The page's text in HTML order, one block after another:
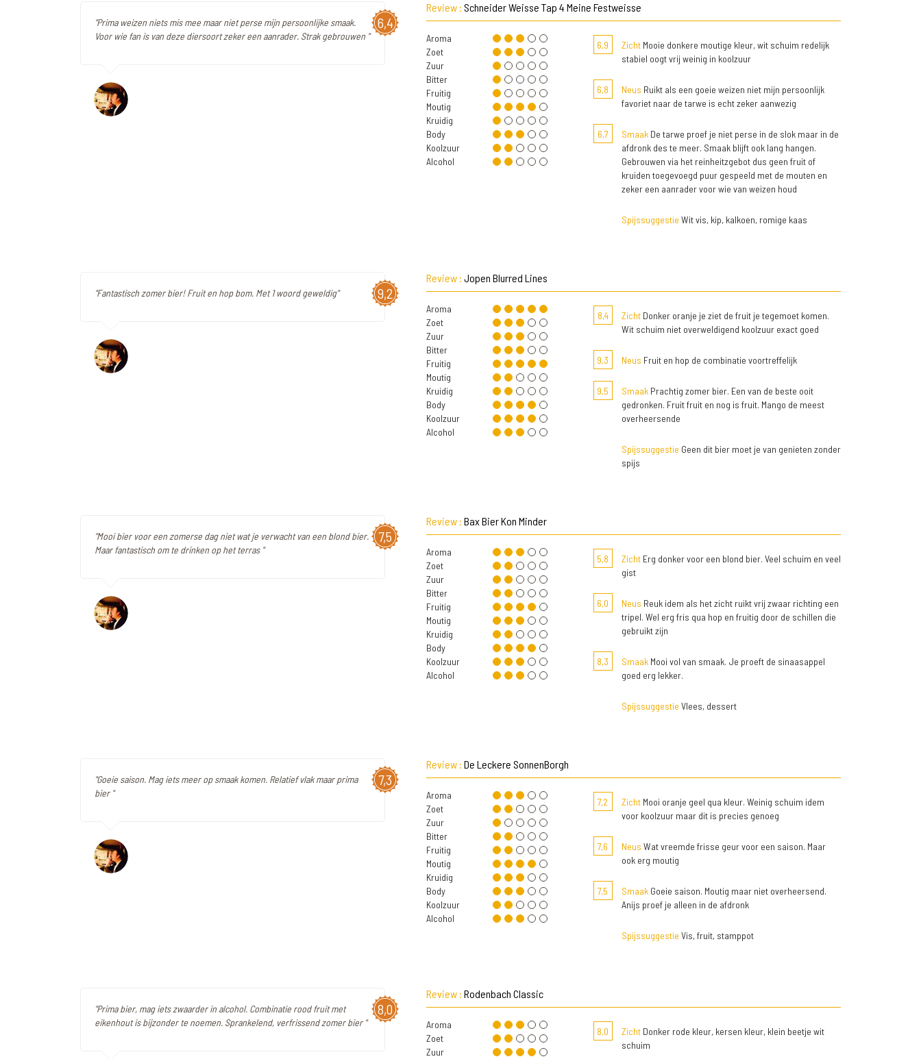
6,4
"Prima weizen niets mis mee maar niet perse mijn persoonlijke smaak.
Voor wie fan is van deze diersoort zeker een aanrader. Strak gebrouwen "
Review : Schneider Weisse Tap 4 Meine Festweisse
Aroma
Zoet
Zuur
Bitter
Fruitig
Moutig
Kruidig
Body
Koolzuur
Alcohol
6,9 ZichtMooie donkere moutige kleur, wit schuim redelijk
stabiel oogt vrij weinig in koolzuur
6,8 Neus Ruikt als een goeie weizen niet mijn persoonlijk
favoriet naar de tarwe is echt zeker aanwezig
6,7 SmaakDe tarwe proef je niet perse in de slok maar in de
afdronk des te meer. Smaak blijft ook lang hangen.
Gebrouwen via het reinheitzgebot dus geen fruit of
kruiden toegevoegd puur gespeeld met de mouten en
zeker een aanrader voor wie van weizen houd
Spijssuggestie Wit vis, kip, kalkoen, romige kaas
9,2
"Fantastisch zomer bier! Fruit en hop bom. Met 1 woord geweldig"
Review : Jopen Blurred Lines
Aroma
Zoet
Zuur
Bitter
Fruitig
Moutig
Kruidig
Body
Koolzuur
Alcohol
8,4 ZichtDonker oranje je ziet de fruit je tegemoet komen.
Wit schuim niet overweldigend koolzuur exact goed
9,3 Neus Fruit en hop de combinatie voortreffelijk
9,5 SmaakPrachtig zomer bier. Een van de beste ooit
gedronken. Fruit fruit en nog is fruit. Mango de meest
overheersende
Spijssuggestie Geen dit bier moet je van genieten zonder
spijs
7,5
"Mooi bier voor een zomerse dag niet wat je verwacht van een blond bier.
Maar fantastisch om te drinken op het terras "
Review : Bax Bier Kon Minder
Aroma
Zoet
Zuur
Bitter
Fruitig
Moutig
Kruidig
Body
Koolzuur
Alcohol
5,8 ZichtErg donker voor een blond bier. Veel schuim en veel
gist
6,0 Neus Reuk idem als het zicht ruikt vrij zwaar richting een
tripel. Wel erg fris qua hop en fruitig door de schillen die
gebruikt zijn
8,3 SmaakMooi vol van smaak. Je proeft de sinaasappel
goed erg lekker.
Spijssuggestie Vlees, dessert
7,3
"Goeie saison. Mag iets meer op smaak komen. Relatief vlak maar prima
bier "
Review : De Leckere SonnenBorgh
Aroma
Zoet
Zuur
Bitter
Fruitig
Moutig
Kruidig
Body
Koolzuur
Alcohol
7,2 ZichtMooi oranje geel qua kleur. Weinig schuim idem
voor koolzuur maar dit is precies genoeg
7,6 Neus Wat vreemde frisse geur voor een saison. Maar
ook erg moutig
7,5 SmaakGoeie saison. Moutig maar niet overheersend.
Anijs proef je alleen in de afdronk
Spijssuggestie Vis, fruit, stamppot
8,0
"Prima bier, mag iets zwaarder in alcohol. Combinatie rood fruit met
eikenhout is bijzonder te noemen. Sprankelend, verfrissend zomer bier "
Review : Rodenbach Classic
Aroma
Zoet
Zuur
8,0 ZichtDonker rode kleur, kersen kleur, klein beetje wit
schuim